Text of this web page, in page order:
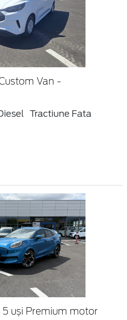
Van -
Tractiune Fata
5 uși Premium motor